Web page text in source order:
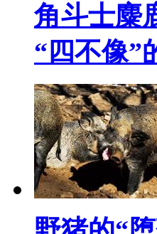
角斗士麋
“四不像”